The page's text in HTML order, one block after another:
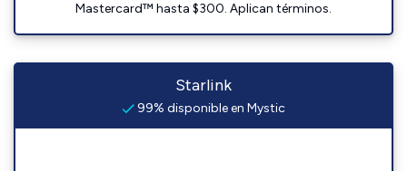
Mastercard™ hasta $300. Aplican términos.
Starlink
99% disponible en Mystic